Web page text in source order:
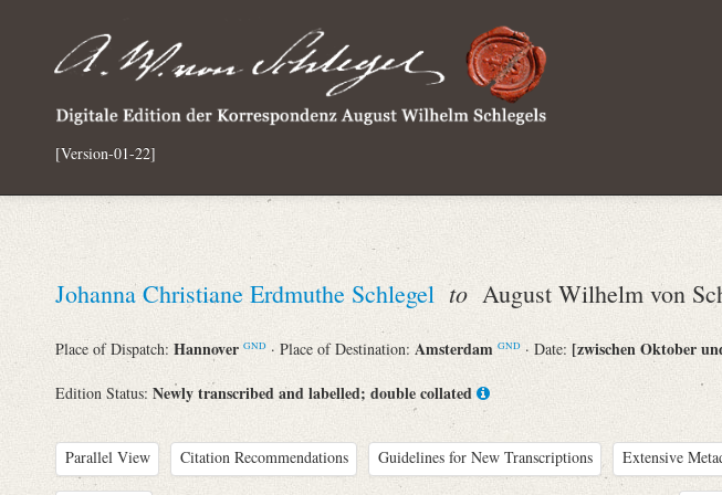
[Version-01-22]
Johanna Christiane Erdmuthe Schlegel to August Wilhelm von
Place of Dispatch: Hannover GND · Place of Destination: Amsterdam GND · Date: [zwischen Oktober
Edition Status: Newly transcribed and labelled; double collated
Parallel View Citation Recommendations Guidelines for New Transcriptions Extensive